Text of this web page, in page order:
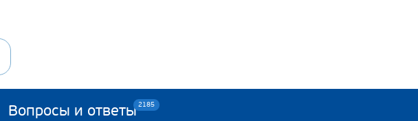
Вопросы и ответы2185